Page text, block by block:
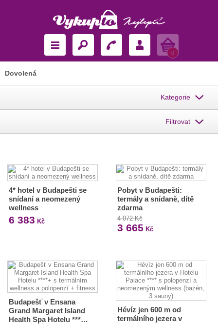
Košík
0
Dovolená
Kategorie
Filtrovat
4* hotel v Budapešti se
snídaní a neomezený
wellness
6 383 Kč
Pobyt v Budapešti:
termály a snídaně, dítě
zdarma
4 072 Kč
3 665 Kč
Budapešť v Ensana
Grand Margaret Island
Health Spa Hotelu ***…
Hévíz jen 600 m od
termálního jezera v